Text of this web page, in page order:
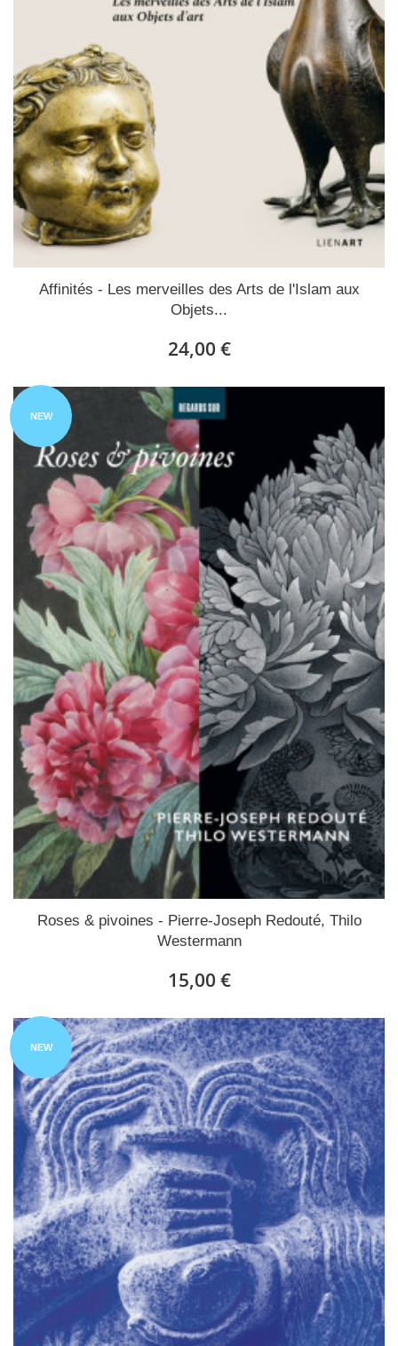
Affinités - Les merveilles des Arts de l'Islam aux
Objets...
24,00 €
NEW
Roses & pivoines - Pierre-Joseph Redouté, Thilo
Westermann
15,00 €
NEW